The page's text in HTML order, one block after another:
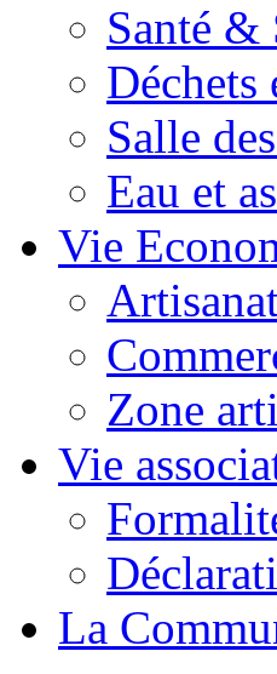
Santé &
Déchets
Salle
Eau et
Vie
Zone
Vie
La